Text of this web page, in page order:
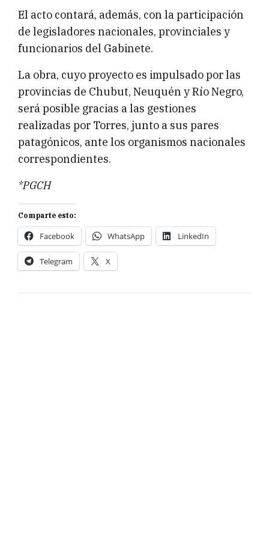
El acto contará, además, con la participación
de legisladores nacionales, provinciales y
funcionarios del Gabinete.
La obra, cuyo proyecto es impulsado por las
provincias de Chubut, Neuquén y Río Negro,
será posible gracias a las gestiones
realizadas por Torres, junto a sus pares
patagónicos, ante los organismos nacionales
correspondientes.
*PGCH
Comparte esto:
Facebook WhatsApp LinkedIn
Telegram X